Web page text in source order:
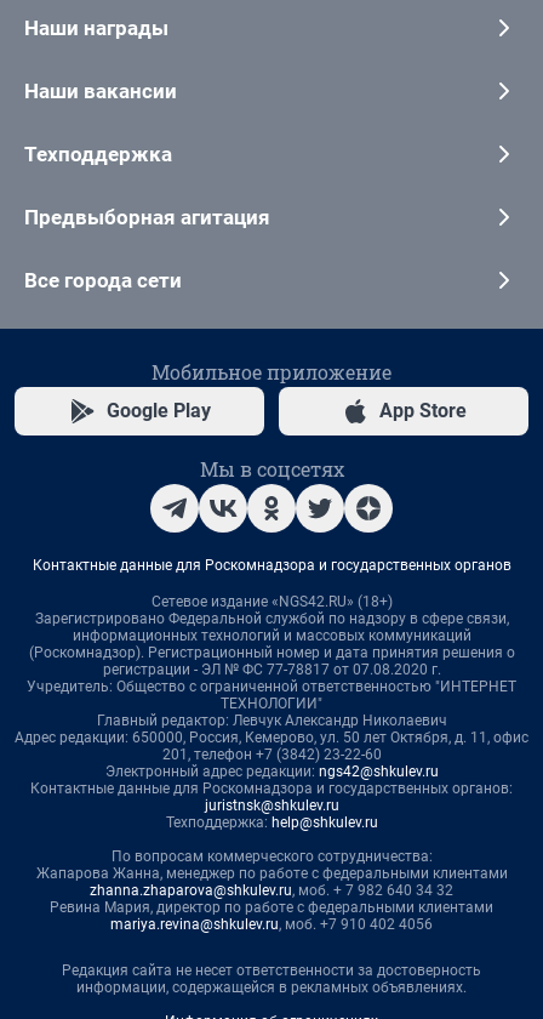
Наши награды
Наши вакансии
Техподдержка
Предвыборная агитация
Все города сети
Мобильное приложение
Google Play App Store
Мы в соцсетях
Контактные данные для Роскомнадзора и государственных органов
Сетевое издание «NGS42.RU» (18+)
Зарегистрировано Федеральной службой по надзору в сфере связи,
информационных технологий и массовых коммуникаций
(Роскомнадзор). Регистрационный номер и дата принятия решения о
регистрации - ЭЛ № ФС 77-78817 от 07.08.2020 г.
Учредитель: Общество с ограниченной ответственностью "ИНТЕРНЕТ
ТЕХНОЛОГИИ"
Главный редактор: Левчук Александр Николаевич
Адрес редакции: 650000, Россия, Кемерово, ул. 50 лет Октября, д. 11, офис
201, телефон +7 (3842) 23-22-60
Электронный адрес редакции: ngs42@shkulev.ru
Контактные данные для Роскомнадзора и государственных органов:
juristnsk@shkulev.ru
Техподдержка: help@shkulev.ru
По вопросам коммерческого сотрудничества:
Жапарова Жанна, менеджер по работе с федеральными клиентами
zhanna.zhaparova@shkulev.ru, моб. + 7 982 640 34 32
Ревина Мария, директор по работе с федеральными клиентами
mariya.revina@shkulev.ru, моб. +7 910 402 4056
Редакция сайта не несет ответственности за достоверность
информации, содержащейся в рекламных объявлениях.